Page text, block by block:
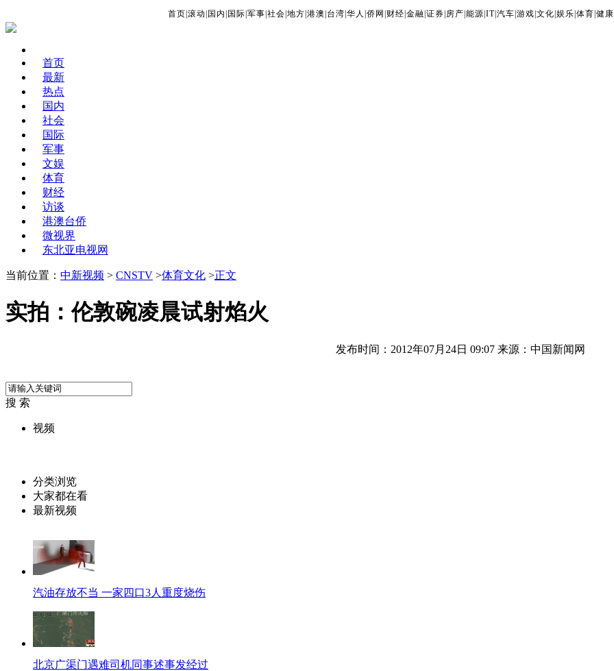
首页 滚动 国内 国际 军事 社会 地方 港澳 台湾 华人 侨网 财经 金融 证券 房产 能源 IT| 汽车 游戏 文化 娱乐 体育 健康
首页
最新
热点
国内
社会
国际
军事
文娱
体育
财经
访谈
港澳台侨
微视界
东北亚电视网
当前位置： 中新视频 > CNSTV >体育文化 >正文
实拍：伦敦碗凌晨试射焰火
发布时间：2012年07月24日 09:07 来源：中国新闻网
搜 索
视频
分类浏览
大家都在看
最新视频
汽油存放不当 一家四口3人重度烧伤
北京广渠门遇难司机同事述事发经过